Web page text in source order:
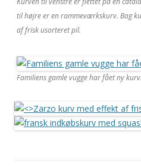
til højre er en rammeværkskurv. Bag
af frisk usorteret pil.
Familiens gamle vugge har fået ny kurv.